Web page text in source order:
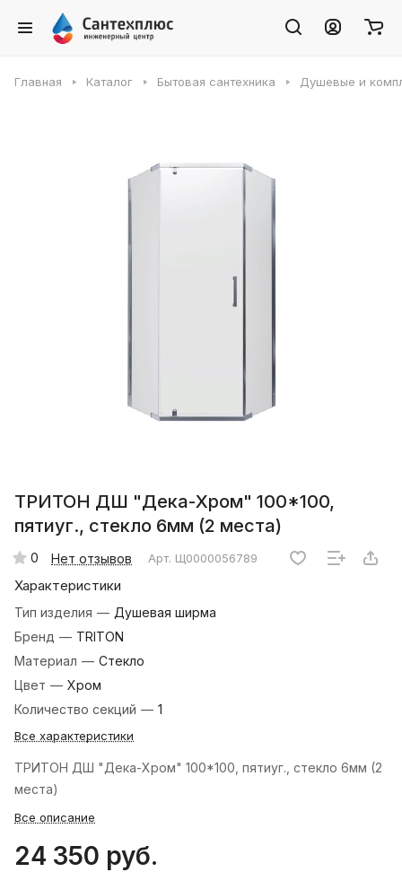
Главная Каталог Бытовая сантехника Душевые и
ТРИТОН ДШ "Дека-Хром" 100*100,
пятиуг., стекло 6мм (2 места)
0 Нет отзывов Арт. Щ0000056789
Характеристики
Тип изделия — Душевая ширма
Бренд — TRITON
Материал — Стекло
Цвет — Хром
Количество секций — 1
Все характеристики
ТРИТОН ДШ "Дека-Хром" 100*100, пятиуг., стекло 6мм (2
места)
Все описание
24 350 руб.